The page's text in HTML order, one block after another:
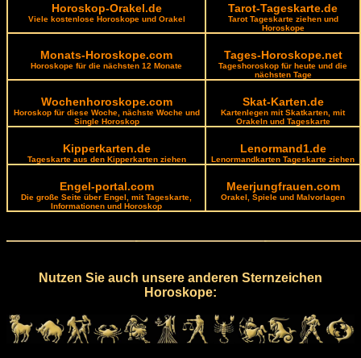
Horoskop-Orakel.de
Viele kostenlose Horoskope und Orakel
Tarot-Tageskarte.de
Tarot Tageskarte ziehen und
Horoskope
Monats-Horoskope.com
Horoskope für die nächsten 12 Monate
Tages-Horoskope.net
Tageshoroskop für heute und die
nächsten Tage
Wochenhoroskope.com
Horoskop für diese Woche, nächste Woche und
Single Horoskop
Skat-Karten.de
Kartenlegen mit Skatkarten, mit
Orakeln und Tageskarte
Kipperkarten.de
Tageskarte aus den Kipperkarten ziehen
Lenormand1.de
Lenormandkarten Tageskarte ziehen
Engel-portal.com
Die große Seite über Engel, mit Tageskarte,
Informationen und Horoskop
Meerjungfrauen.com
Orakel, Spiele und Malvorlagen
Nutzen Sie auch unsere anderen Sternzeichen
Horoskope: